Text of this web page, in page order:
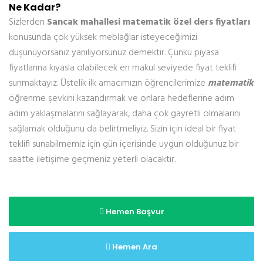
Ne Kadar?
Sizlerden Sancak mahallesi matematik özel ders fiyatları
konusunda çok yüksek meblağlar isteyeceğimizi
düşünüyorsanız yanılıyorsunuz demektir. Çünkü piyasa
fiyatlarına kıyasla olabilecek en makul seviyede fiyat teklifi
sunmaktayız. Üstelik ilk amacımızın öğrencilerimize matematik
öğrenme şevkini kazandırmak ve onlara hedeflerine adım
adım yaklaşmalarını sağlayarak, daha çok gayretli olmalarını
sağlamak olduğunu da belirtmeliyiz. Sizin için ideal bir fiyat
teklifi sunabilmemiz için gün içerisinde uygun olduğunuz bir
saatte iletişime geçmeniz yeterli olacaktır.
Hemen Başvur
Hemen Ara